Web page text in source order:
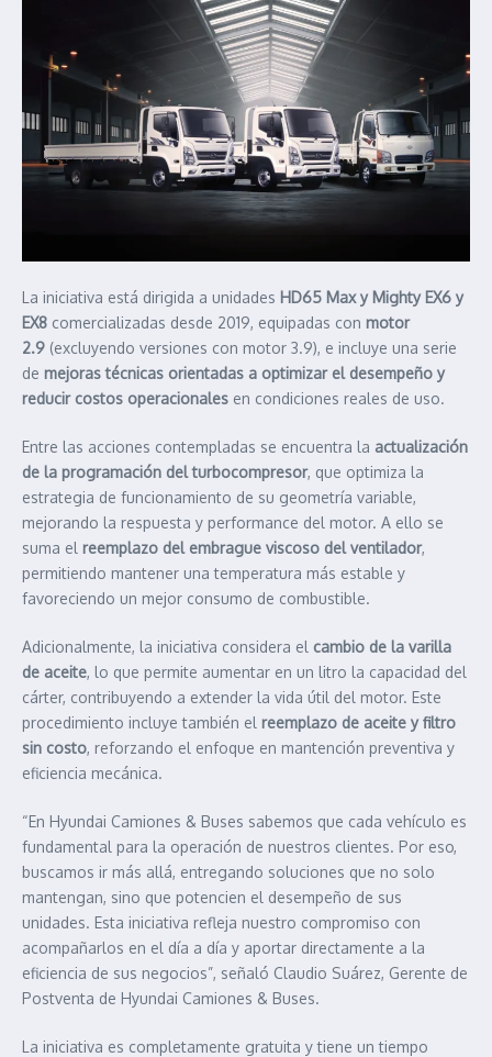
La iniciativa está dirigida a unidades HD65 Max y Mighty EX6 y
EX8 comercializadas desde 2019, equipadas con motor
2.9 (excluyendo versiones con motor 3.9), e incluye una serie
de mejoras técnicas orientadas a optimizar el desempeño y
reducir costos operacionales en condiciones reales de uso.
Entre las acciones contempladas se encuentra la actualización
de la programación del turbocompresor, que optimiza la
estrategia de funcionamiento de su geometría variable,
mejorando la respuesta y performance del motor. A ello se
suma el reemplazo del embrague viscoso del ventilador,
permitiendo mantener una temperatura más estable y
favoreciendo un mejor consumo de combustible.
Adicionalmente, la iniciativa considera el cambio de la varilla
de aceite, lo que permite aumentar en un litro la capacidad del
cárter, contribuyendo a extender la vida útil del motor. Este
procedimiento incluye también el reemplazo de aceite y filtro
sin costo, reforzando el enfoque en mantención preventiva y
eficiencia mecánica.
“En Hyundai Camiones & Buses sabemos que cada vehículo es
fundamental para la operación de nuestros clientes. Por eso,
buscamos ir más allá, entregando soluciones que no solo
mantengan, sino que potencien el desempeño de sus
unidades. Esta iniciativa refleja nuestro compromiso con
acompañarlos en el día a día y aportar directamente a la
eficiencia de sus negocios”, señaló Claudio Suárez, Gerente de
Postventa de Hyundai Camiones & Buses.
La iniciativa es completamente gratuita y tiene un tiempo